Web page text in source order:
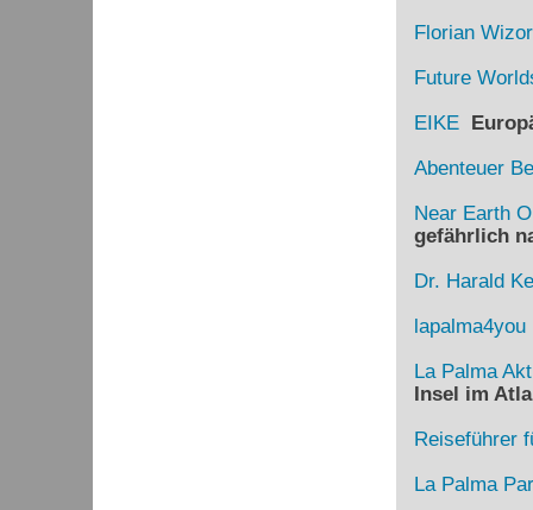
Florian
Future
EIKE
Abenteuer
Near Earth
gefährlich
Dr. Harald
lapalma4you
La Palma
Insel im
Reiseführer
La Palma